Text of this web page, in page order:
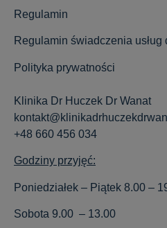
Regulamin
Regulamin świadczenia
Polityka prywatności
Klinika Dr Huczek Dr Wanat
+48 660 456 034
Godziny przyjęć:
Poniedziałek – Piątek 8.00 –
Sobota 9.00 – 13.00